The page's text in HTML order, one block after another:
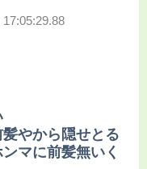
やから隠せとる
マに前髪無いく